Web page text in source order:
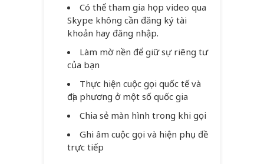
Có thể tham gia họp video qua
Skype không cần đăng ký tài
khoản hay đăng nhập.
Làm mờ nền để giữ sự riêng tư
của bạn
Thực hiện cuộc gọi quốc tế và
địa phương ở một số quốc gia
Chia sẻ màn hình trong khi gọi
Ghi âm cuộc gọi và hiện phụ đề
trực tiếp